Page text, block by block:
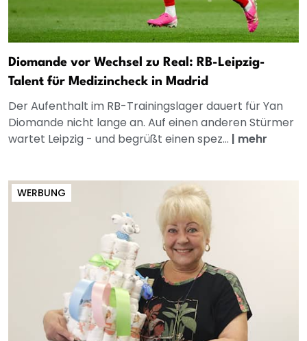
Diomande vor Wechsel zu Real: RB-Leipzig-
Talent für Medizincheck in Madrid
Der Aufenthalt im RB-Trainingslager dauert für Yan
Diomande nicht lange an. Auf einen anderen Stürmer
wartet Leipzig - und begrüßt einen spez... | mehr
WERBUNG